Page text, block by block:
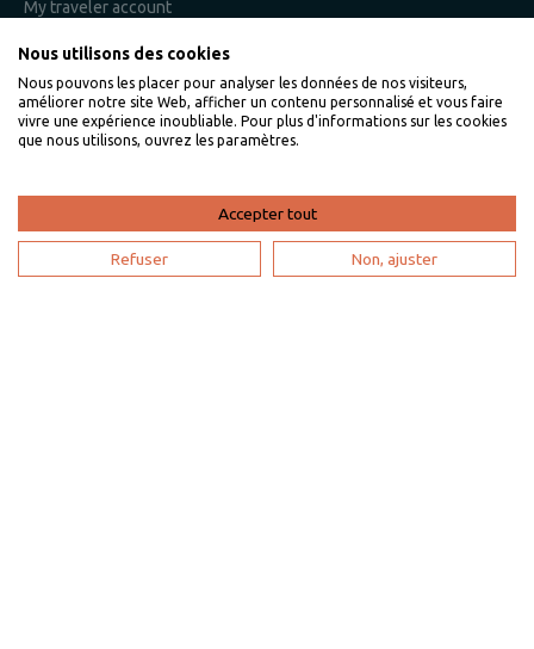
My traveler account
I am an owner
Villaveo's expertise
Renting your vacation home
Owner login
Nous utilisons des cookies
Nous pouvons les placer pour analyser les données de nos visiteurs,
améliorer notre site Web, afficher un contenu personnalisé et vous faire
vivre une expérience inoubliable. Pour plus d'informations sur les cookies
que nous utilisons, ouvrez les paramètres.
Accepter tout
Refuser Non, ajuster